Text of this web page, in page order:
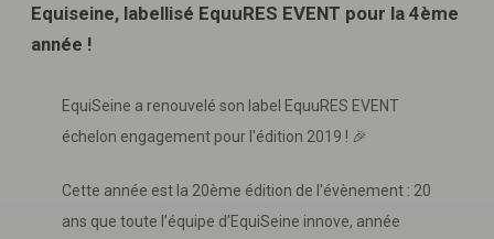
Equiseine, labellisé EquuRES EVENT pour la 4ème
année !
EquiSeine a renouvelé son label EquuRES EVENT
échelon engagement pour l'édition 2019 ! 🎉
Cette année est la 20ème édition de l'évènement : 20
ans que toute l’équipe d’EquiSeine innove, année